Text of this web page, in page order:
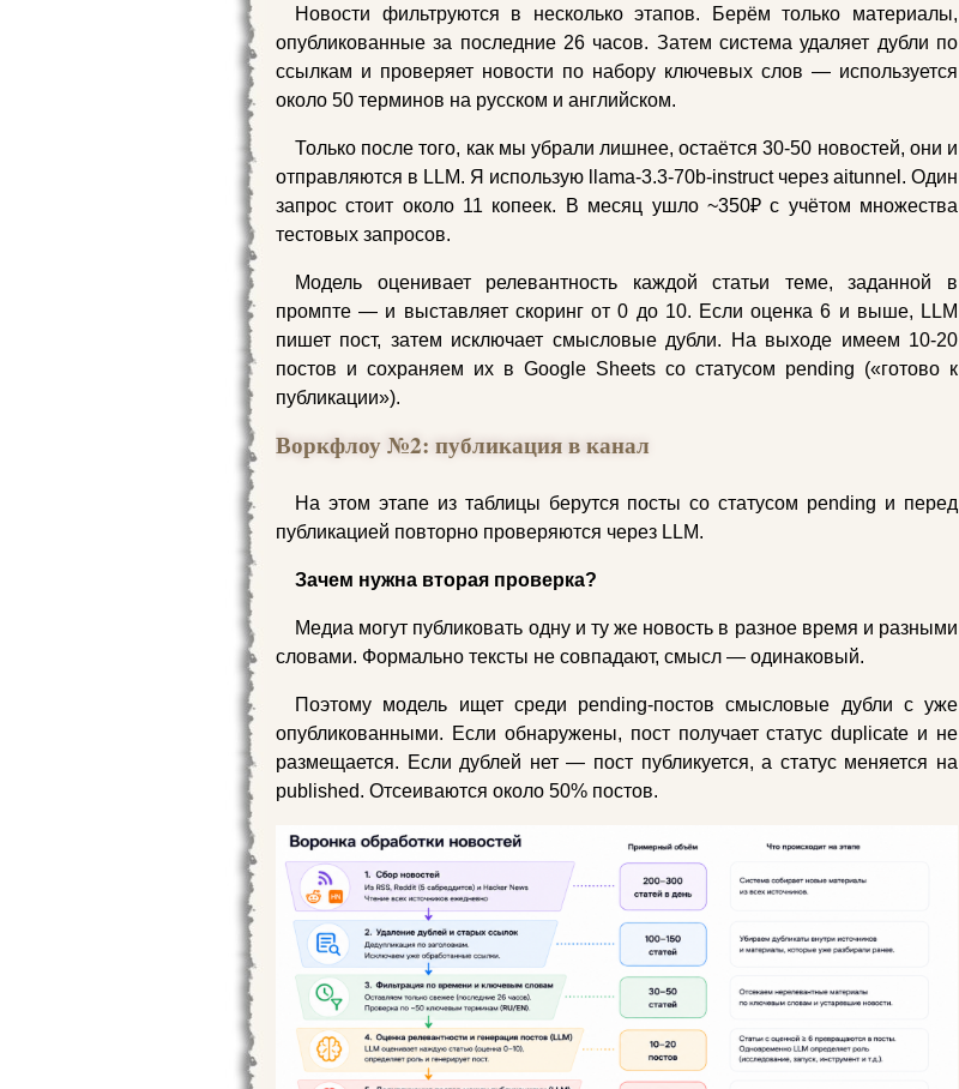
Новости фильтруются в несколько этапов. Берём только материалы,
опубликованные за последние 26 часов. Затем система удаляет дубли по
ссылкам и проверяет новости по набору ключевых слов — используется
около 50 терминов на русском и английском.
Только после того, как мы убрали лишнее, остаётся 30-50 новостей, они и
отправляются в LLM. Я использую llama-3.3-70b-instruct через aitunnel. Один
запрос стоит около 11 копеек. В месяц ушло ~350₽ с учётом множества
тестовых запросов.
Модель оценивает релевантность каждой статьи теме, заданной в
промпте — и выставляет скоринг от 0 до 10. Если оценка 6 и выше, LLM
пишет пост, затем исключает смысловые дубли. На выходе имеем 10-20
постов и сохраняем их в Google Sheets со статусом pending («готово к
публикации»).
Воркфлоу №2: публикация в канал
На этом этапе из таблицы берутся посты со статусом pending и перед
публикацией повторно проверяются через LLM.
Зачем нужна вторая проверка?
Медиа могут публиковать одну и ту же новость в разное время и разными
словами. Формально тексты не совпадают, смысл — одинаковый.
Поэтому модель ищет среди pending-постов смысловые дубли с уже
опубликованными. Если обнаружены, пост получает статус duplicate и не
размещается. Если дублей нет — пост публикуется, а статус меняется на
published. Отсеиваются около 50% постов.